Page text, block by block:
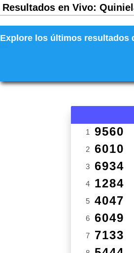
Resultados en Vivo:
Explore los últimos resultados
1 9560
2 6010
3 6934
4 1284
5 4047
6 6049
7 7133